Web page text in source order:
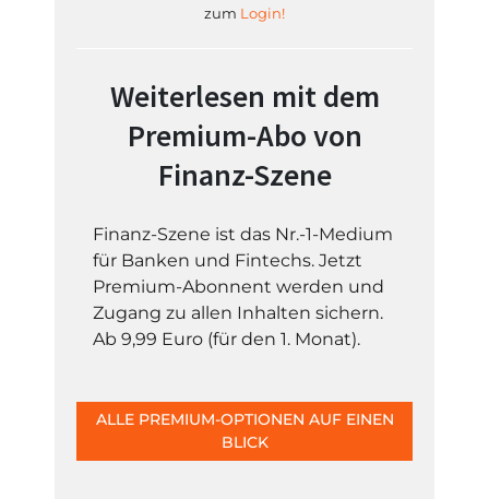
zum Login!
Weiterlesen mit dem
Premium-Abo von
Finanz-Szene
Finanz-Szene ist das Nr.-1-Medium
für Banken und Fintechs. Jetzt
Premium-Abonnent werden und
Zugang zu allen Inhalten sichern.
Ab 9,99 Euro (für den 1. Monat).
ALLE PREMIUM-OPTIONEN AUF EINEN
BLICK